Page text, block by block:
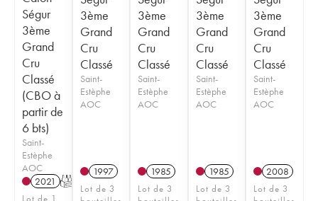
Ségur
3ème
Grand
Cru
Classé
(CBO à
partir de
6 bts)
Saint-
Estèphe
AOC
2021 T
Lot de 1
3ème
Grand
Cru
Classé
Saint-
Estèphe
AOC
1997
Lot de 3
3ème
Grand
Cru
Classé
Saint-
Estèphe
AOC
1985
Lot de 3
3ème
Grand
Cru
Classé
Saint-
Estèphe
AOC
1985
Lot de 3
3ème
Grand
Cru
Classé
Saint-
Estèphe
AOC
2008
Lot de 3